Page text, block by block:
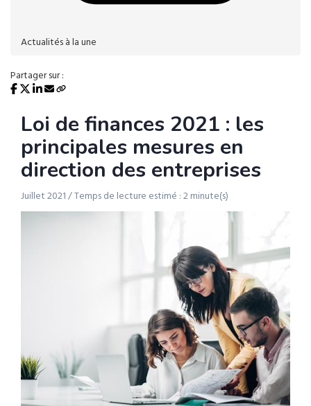
Actualités à la une
Partager sur :
Loi de finances 2021 : les
principales mesures en
direction des entreprises
Juillet 2021 / Temps de lecture estimé : 2 minute(s)